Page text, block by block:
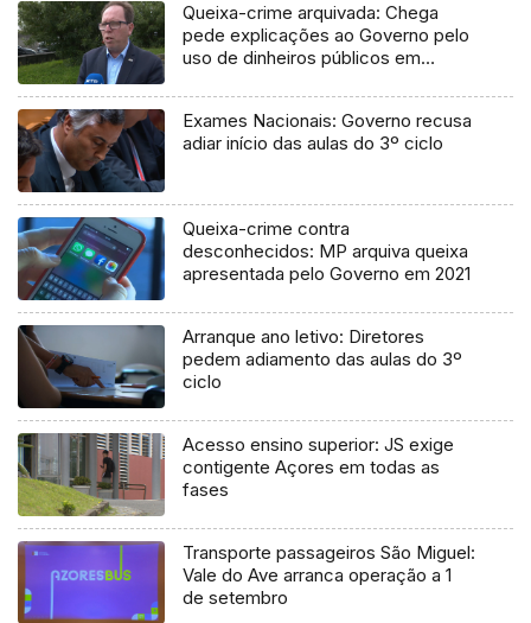
Queixa-crime arquivada: Chega
pede explicações ao Governo pelo
uso de dinheiros públicos em
Exames Nacionais: Governo recusa
adiar início das aulas do 3º ciclo
Queixa-crime contra
desconhecidos: MP arquiva queixa
apresentada pelo Governo em 2021
Arranque ano letivo: Diretores
pedem adiamento das aulas do 3º
ciclo
Acesso ensino superior: JS exige
contigente Açores em todas as
fases
Transporte passageiros São Miguel:
Vale do Ave arranca operação a 1
de setembro